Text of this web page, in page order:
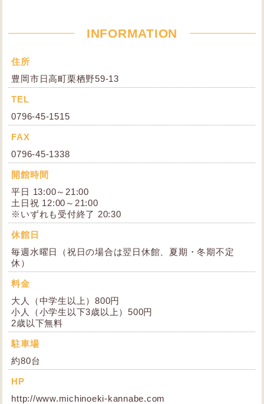
INFORMATION
住所
豊岡市日高町栗栖野59-13
TEL
0796-45-1515
FAX
0796-45-1338
開館時間
平日 13:00～21:00
土日祝 12:00～21:00
※いずれも受付終了 20:30
休館日
毎週水曜日（祝日の場合は翌日休館、夏期・冬期不定
休）
料金
大人（中学生以上）800円
小人（小学生以下3歳以上）500円
2歳以下無料
駐車場
約80台
HP
http://www.michinoeki-kannabe.com